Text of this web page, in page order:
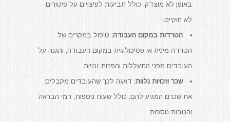
באופן לא מוצדק, כולל תביעות לפיצויים על פיטורים
לא חוקיים.
הטרדות במקום העבודה: טיפול במקרים של
הטרדה מינית או פסיכולוגית במקום העבודה, והגנה על
העובדים מפני התעללות והפרות זכויות.
שכר וזכויות נלוות: דאגה לכך שהעובדים מקבלים
את שכרם המגיע להם, כולל שעות נוספות, דמי הבראה
והטבות נוספות.